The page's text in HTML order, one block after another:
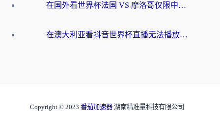
在国外看世界杯法国 VS 摩洛哥仅限中国大陆？别让地域限制拦下你的欢呼
在澳大利亚看抖音世界杯直播无法播放？海外党体育观赛终极指南来了！
Copyright © 2023 番茄加速器 湖南精准量科技有限公司